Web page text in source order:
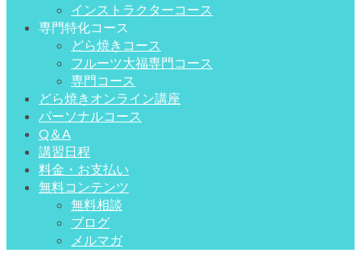
インストラクターコース
専門特化コース
どら焼きコース
フルーツ大福専門コース
専門コース
どら焼きオンライン講座
パーソナルコース
Q＆A
講習日程
料金・お支払い
無料コンテンツ
無料相談
ブログ
メルマガ